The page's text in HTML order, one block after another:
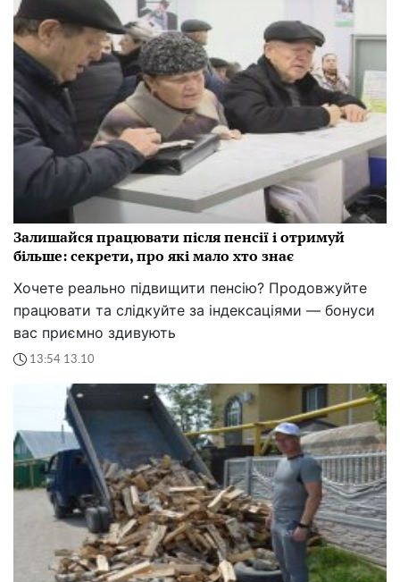
Залишайся працювати після пенсії і отримуй
більше: секрети, про які мало хто знає
Хочете реально підвищити пенсію? Продовжуйте
працювати та слідкуйте за індексаціями — бонуси
вас приємно здивують
13:54 13.10